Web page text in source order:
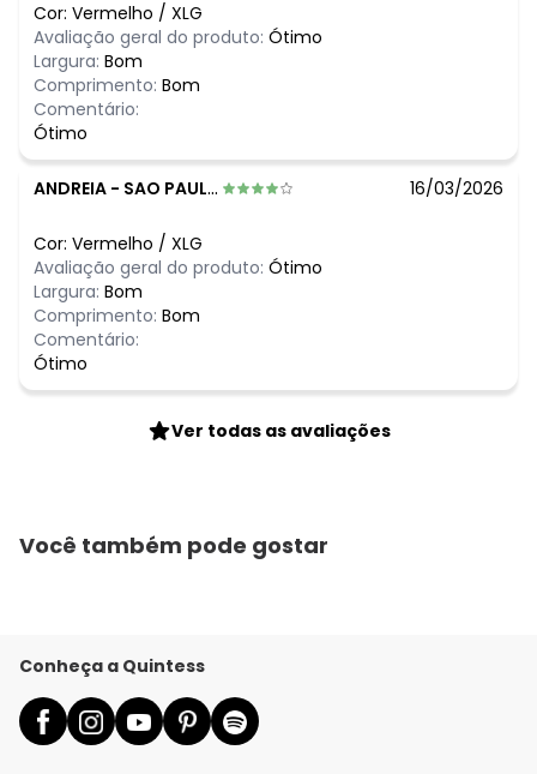
Cor: Vermelho / XLG
Avaliação geral do produto: Ótimo
Largura: Bom
Comprimento: Bom
Comentário:
Ótimo
ANDREIA - SAO PAULO - SP 16/03/2026
Cor: Vermelho / XLG
Avaliação geral do produto: Ótimo
Largura: Bom
Comprimento: Bom
Comentário:
Ótimo
Ver todas as avaliações
Você também pode gostar
Conheça a Quintess